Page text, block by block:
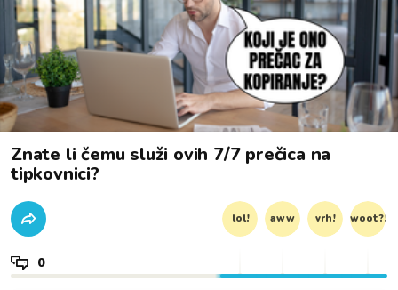
Znate li čemu služi ovih 7/7 prečica na
tipkovnici?
lol! aww vrh! woot?!
0